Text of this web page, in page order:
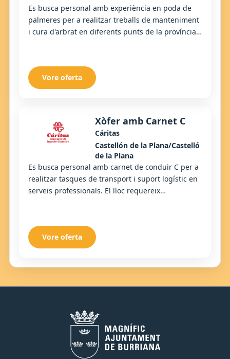
Es busca personal amb experiència en poda de
palmeres per a realitzar treballs de manteniment
i cura d'arbrat en diferents punts de la província.
Vore oferta
Xòfer amb Carnet C
Cáritas
Castellón de la Plana/Castelló
de la Plana
Es busca personal amb carnet de conduir C per a
realitzar tasques de transport i suport logístic en
serveis professionals. El lloc requereix
Vore oferta